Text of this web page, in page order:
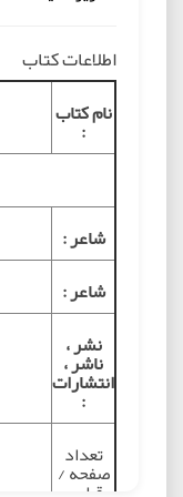
اطلاعات کتاب
نام کتاب
:
شاعر :
شاعر :
نشر ،
ناشر ،
انتشارات
:
تعداد
صفحه /